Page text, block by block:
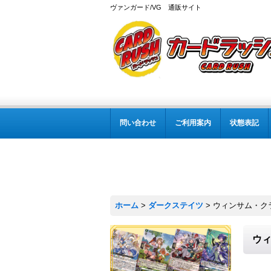
ヴァンガード/VG 通販サイト
問い合わせ ご利用案内 状態表記
ホーム > ダークステイツ > ウィンサム・ク
ウ